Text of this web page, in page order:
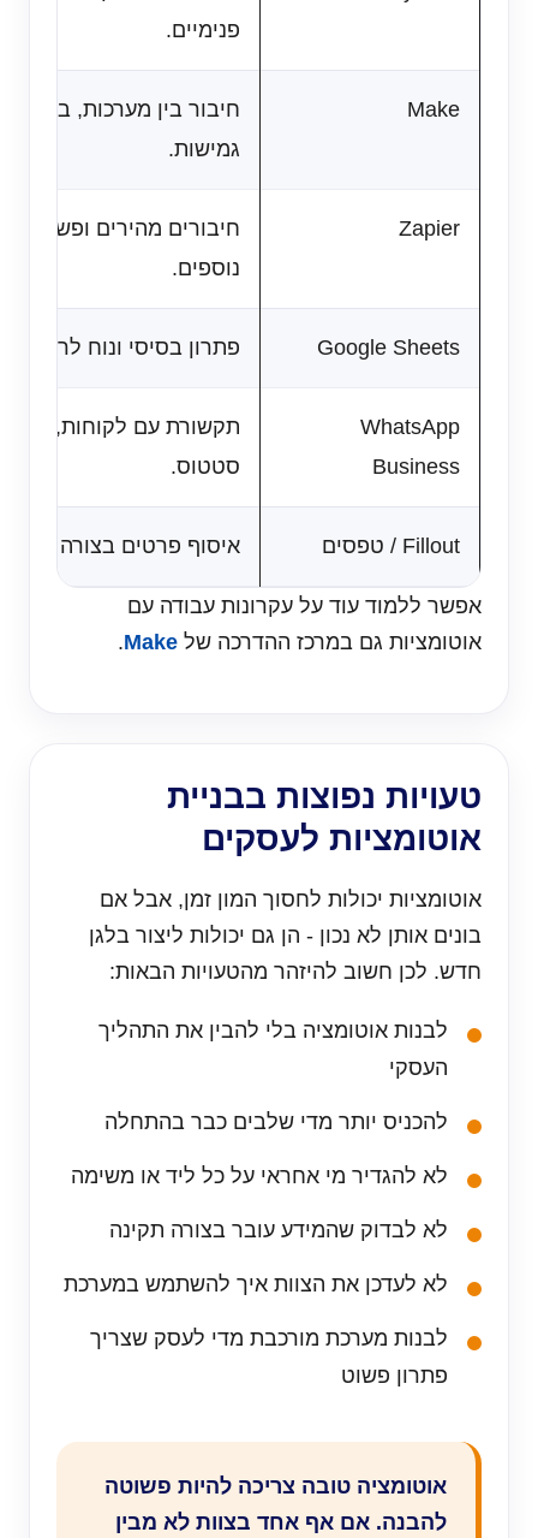
פנימיים.
Make
חיבור בין מערכות, בניית
גמישות.
Zapier
נוספים.
Google Sheets פתרון בסיסי ונוח לריכוז
WhatsApp
Business
תקשורת עם לקוחות,
סטטוס.
Fillout / טפסים איסוף פרטים בצורה
אפשר ללמוד עוד על עקרונות עבודה עם
אוטומציות גם במרכז ההדרכה של Make
.
טעויות נפוצות בבניית
אוטומציות לעסקים
אוטומציות יכולות לחסוך המון זמן, אבל אם
בונים אותן לא נכון - הן גם יכולות ליצור בלגן
חדש. לכן חשוב להיזהר מהטעויות הבאות:
לבנות אוטומציה בלי להבין את התהליך
העסקי
להכניס יותר מדי שלבים כבר בהתחלה
לא להגדיר מי אחראי על כל ליד או משימה
לא לבדוק שהמידע עובר בצורה תקינה
לא לעדכן את הצוות איך להשתמש במערכת
לבנות מערכת מורכבת מדי לעסק שצריך
פתרון פשוט
אוטומציה טובה צריכה להיות פשוטה
להבנה. אם אף אחד בצוות לא מבין